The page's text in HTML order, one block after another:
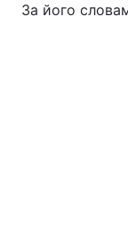
За його